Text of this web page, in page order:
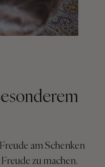
am Schenken
zu machen.